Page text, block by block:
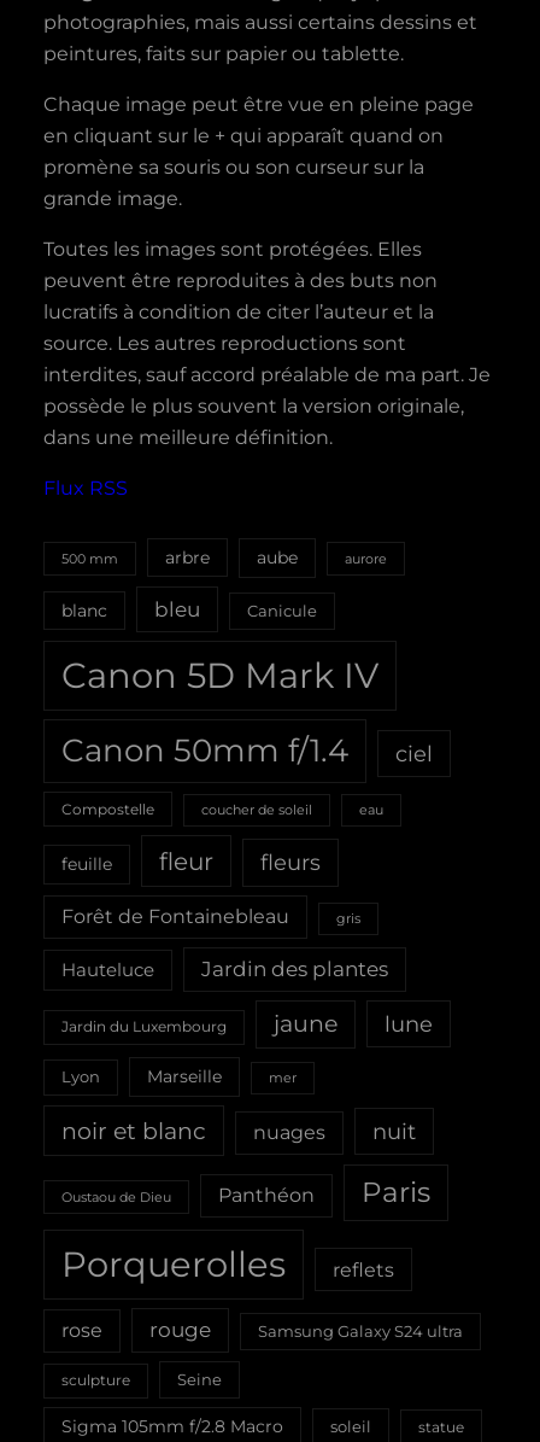
photographies, mais aussi certains dessins et
peintures, faits sur papier ou tablette.
Chaque image peut être vue en pleine page
en cliquant sur le + qui apparaît quand on
promène sa souris ou son curseur sur la
grande image.
Toutes les images sont protégées. Elles
peuvent être reproduites à des buts non
lucratifs à condition de citer l’auteur et la
source. Les autres reproductions sont
interdites, sauf accord préalable de ma part. Je
possède le plus souvent la version originale,
dans une meilleure définition.
Flux RSS
500 mm arbre aube aurore
blanc bleu Canicule
Canon 5D Mark IV
Canon 50mm f/1.4 ciel
Compostelle coucher de soleil eau
feuille fleur fleurs
Forêt de Fontainebleau gris
Hauteluce Jardin des plantes
Jardin du Luxembourg jaune lune
Lyon Marseille mer
noir et blanc nuages nuit
Oustaou de Dieu Panthéon Paris
Porquerolles reflets
rose rouge Samsung Galaxy S24 ultra
sculpture Seine
Sigma 105mm f/2.8 Macro soleil statue